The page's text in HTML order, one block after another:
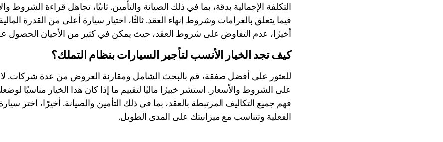
التكلفة الإجمالية بدقة، بما في ذلك الصيانة والتأمين. ثانيًا، تجاهل قراءة الشروط
فيما يتعلق بالغرامات وشروط إنهاء العقد. ثالثًا، اختيار سيارة أعلى من القدرة
أخيرًا، عدم التفاوض على شروط العقد، حيث يمكن في كثير من الأحيان
كيف تجد الخيار الأنسب لتأجير السيارات بنظام التملك؟
للعثور على أفضل صفقة، قم بالبحث الشامل ومقارنة العروض من عدة شركات. لا
على الشروط والأسعار. استشر خبيرًا ماليًا لتقييم ما إذا كان هذا الخيار مناسبًا
فهم جميع التكاليف المرتبطة بالعقد، بما في ذلك التأمين والصيانة. أخيرًا، اختر
الفعلية وتتناسب مع ميزانيتك على المدى الطويل.